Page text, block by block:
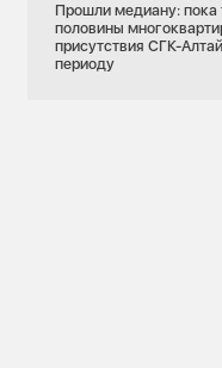
Прошли медиану: пока
половины
присутствия СГК-
периоду